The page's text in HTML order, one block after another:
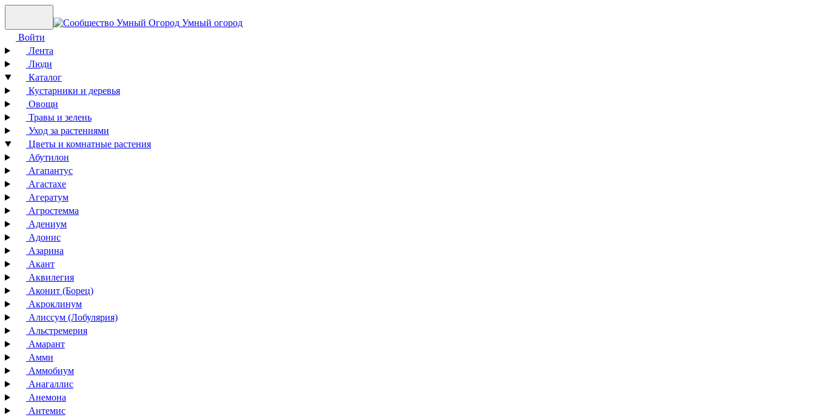
Умный огород
Войти
Лента
Люди
Каталог
Кустарники и деревья
Овощи
Травы и зелень
Уход за растениями
Цветы и комнатные растения
Абутилон
Агапантус
Агастахе
Агератум
Агростемма
Адениум
Адонис
Азарина
Акант
Аквилегия
Аконит (Борец)
Акроклинум
Алиссум (Лобулярия)
Альстремерия
Амарант
Амми
Аммобиум
Анагаллис
Анемона
Антемис